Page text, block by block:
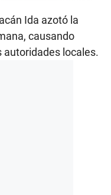
Ida azotó la
causando
autoridades locales.